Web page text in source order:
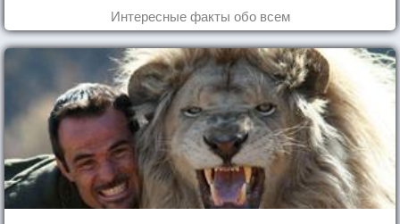
Интересные факты обо всем